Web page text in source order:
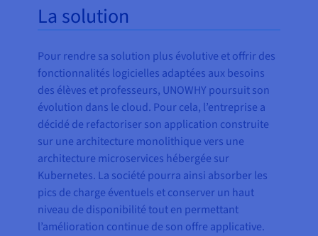
La solution
Pour rendre sa solution plus évolutive et offrir des
fonctionnalités logicielles adaptées aux besoins
des élèves et professeurs, UNOWHY poursuit son
évolution dans le cloud. Pour cela, l’entreprise a
décidé de refactoriser son application construite
sur une architecture monolithique vers une
architecture microservices hébergée sur
Kubernetes. La société pourra ainsi absorber les
pics de charge éventuels et conserver un haut
niveau de disponibilité tout en permettant
l’amélioration continue de son offre applicative.